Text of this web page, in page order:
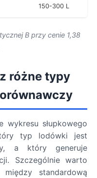
150-300 L
B przy cenie 1,38
różne typy
wykresu słupkowego
typ lodówki jest
a który generuje
Szczególnie warto
standardową